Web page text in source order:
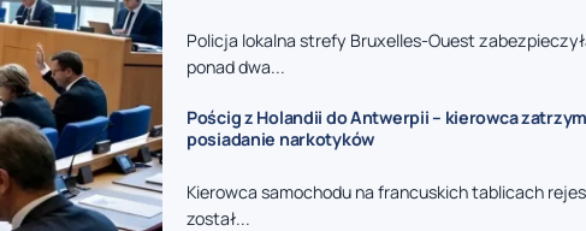
Policja lokalna strefy Bruxelles-Ouest
ponad dwa...
Pościg z Holandii do Antwerpii – kierowca
posiadanie narkotyków
Kierowca samochodu na francuskich tablicach
został...